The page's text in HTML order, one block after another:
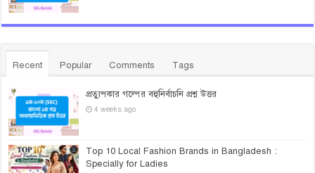
Recent Popular Comments Tags
প্রত্যুপকার গল্পের বহুনির্বাচনি প্রশ্ন উত্তর
4 weeks ago
Top 10 Local Fashion Brands in Bangladesh :
Specially for Ladies